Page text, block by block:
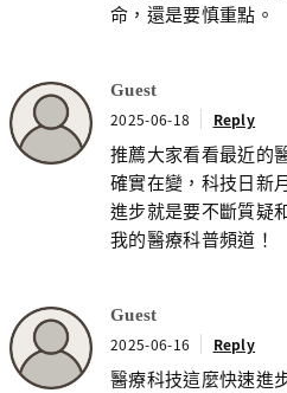
命，還是要慎重點。
Guest
2025-06-18 Reply
推薦大家看看最近的
確實在變，科技日新
進步就是要不斷質疑
我的醫療科普頻道！
Guest
2025-06-16 Reply
醫療科技這麼快速進